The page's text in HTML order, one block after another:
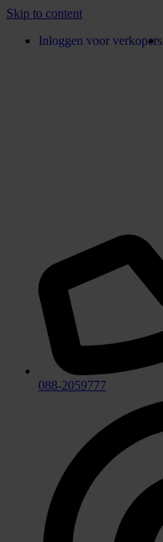
Skip to content
Inloggen voor verkopers
088-2059777